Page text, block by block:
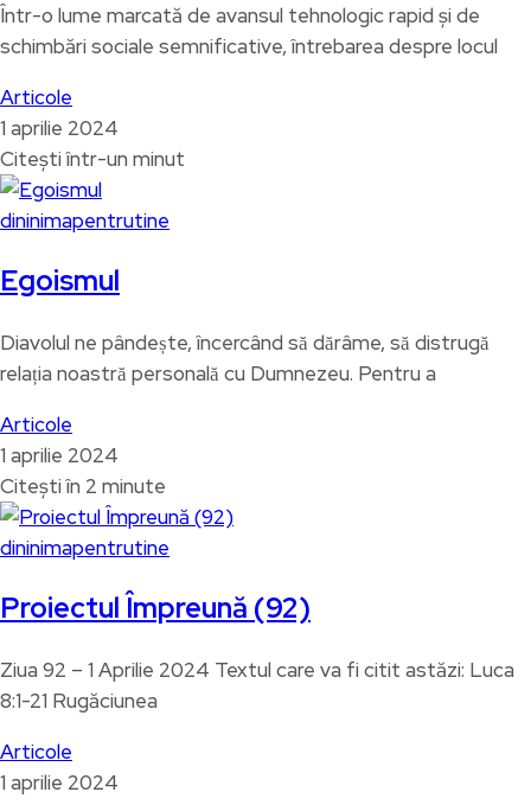
Într-o lume marcată de avansul tehnologic rapid și de
schimbări sociale semnificative, întrebarea despre locul
Articole
1 aprilie 2024
Citești într-un minut
dininimapentrutine
Egoismul
Diavolul ne pândește, încercând să dărâme, să distrugă
relația noastră personală cu Dumnezeu. Pentru a
Articole
1 aprilie 2024
Citești în 2 minute
dininimapentrutine
Proiectul Împreună (92)
Ziua 92 – 1 Aprilie 2024 Textul care va fi citit astăzi: Luca
8:1-21 Rugăciunea
Articole
1 aprilie 2024